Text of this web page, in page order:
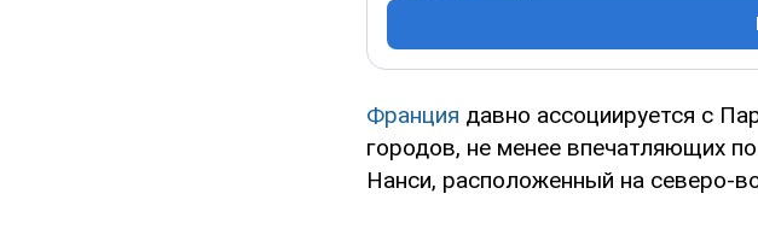
Франция давно ассоциируется с
городов, не менее впечатляющих
Нанси, расположенный на северо-